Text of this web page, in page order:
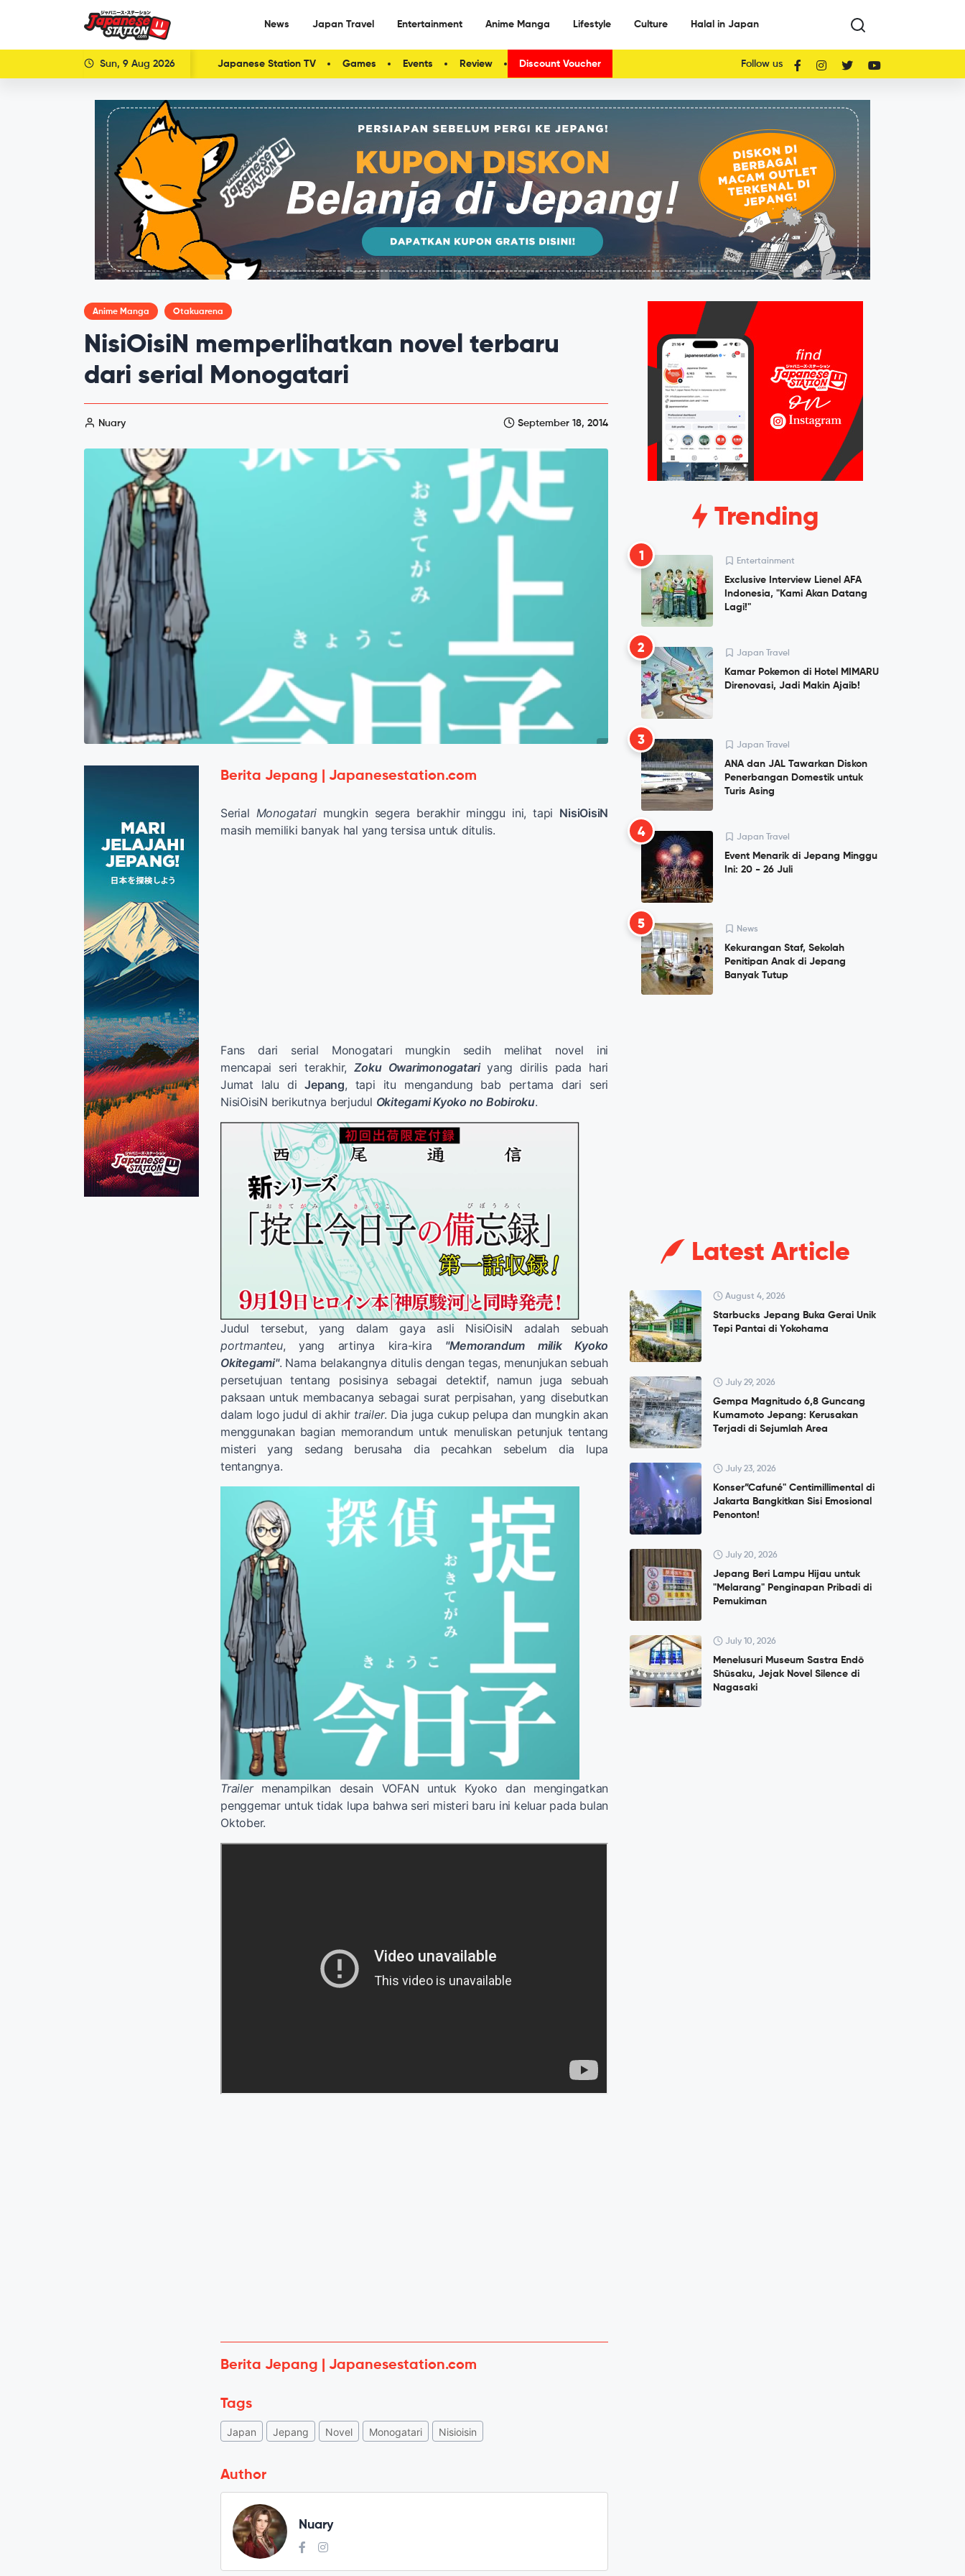
News Japan Travel Entertainment Anime Manga Lifestyle Culture Halal in Japan
Sun, 9 Aug 2026 Japanese Station TV Games Events Review Discount Voucher Follow us
Anime Manga Otakuarena
NisiOisiN memperlihatkan novel terbaru
dari serial Monogatari
Nuary September 18, 2014
Berita Jepang | Japanesestation.com
Serial Monogatari mungkin segera berakhir minggu ini, tapi NisiOisiN
masih memiliki banyak hal yang tersisa untuk ditulis.
Fans dari serial Monogatari mungkin sedih melihat novel ini
mencapai seri terakhir,Zoku Owarimonogatari yang dirilis pada hari
Jumat lalu diJepang, tapi itu mengandung bab pertama dari seri
NisiOisiN berikutnya berjudul Okitegami Kyoko no Bobiroku.
Judul tersebut, yang dalam gaya asli NisiOisiN adalah sebuah
portmanteu, yang artinya kira-kira "Memorandum milik Kyoko
Okitegami". Nama belakangnya ditulis dengan tegas, menunjukan sebuah
persetujuan tentang posisinya sebagai detektif, namun juga sebuah
paksaan untuk membacanya sebagai surat perpisahan, yang disebutkan
dalam logo judul di akhir trailer. Dia juga cukup pelupa dan mungkin akan
menggunakan bagian memorandum untuk menuliskan petunjuk tentang
misteri yang sedang berusaha dia pecahkan sebelum dia lupa
tentangnya.
Trailermenampilkan desain VOFAN untuk Kyoko dan mengingatkan
penggemar untuk tidak lupa bahwa seri misteri baru ini keluar pada bulan
Oktober.
Berita Jepang | Japanesestation.com
Tags
Japan Jepang Novel Monogatari Nisioisin
Author
Nuary
Trending
1 Entertainment
Exclusive Interview Lienel AFA
Indonesia, "Kami Akan Datang
Lagi!"
2 Japan Travel
Kamar Pokemon di Hotel MIMARU
Direnovasi, Jadi Makin Ajaib!
3 Japan Travel
ANA dan JAL Tawarkan Diskon
Penerbangan Domestik untuk
Turis Asing
4 Japan Travel
Event Menarik di Jepang Minggu
Ini: 20 - 26 Juli
5 News
Kekurangan Staf, Sekolah
Penitipan Anak di Jepang
Banyak Tutup
Latest Article
August 4, 2026
Starbucks Jepang Buka Gerai Unik
Tepi Pantai di Yokohama
July 29, 2026
Gempa Magnitudo 6,8 Guncang
Kumamoto Jepang: Kerusakan
Terjadi di Sejumlah Area
July 23, 2026
Konser”Cafuné" Centimillimental di
Jakarta Bangkitkan Sisi Emosional
Penonton!
July 20, 2026
Jepang Beri Lampu Hijau untuk
"Melarang" Penginapan Pribadi di
Pemukiman
July 10, 2026
Menelusuri Museum Sastra Endō
Shūsaku, Jejak Novel Silence di
Nagasaki